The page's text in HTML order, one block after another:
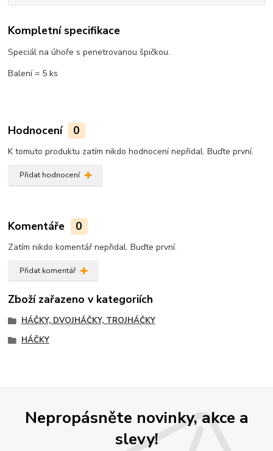
Kompletní specifikace
Speciál na úhoře s penetrovanou špičkou.
Balení = 5 ks
Hodnocení 0
K tomuto produktu zatím nikdo hodnocení nepřidal. Buďte první.
Přidat hodnocení
Komentáře 0
Zatím nikdo komentář nepřidal. Buďte první.
Přidat komentář
Zboží zařazeno v kategoriích
HÁČKY, DVOJHÁČKY, TROJHÁČKY
HÁČKY
Nepropásněte novinky, akce a
slevy!